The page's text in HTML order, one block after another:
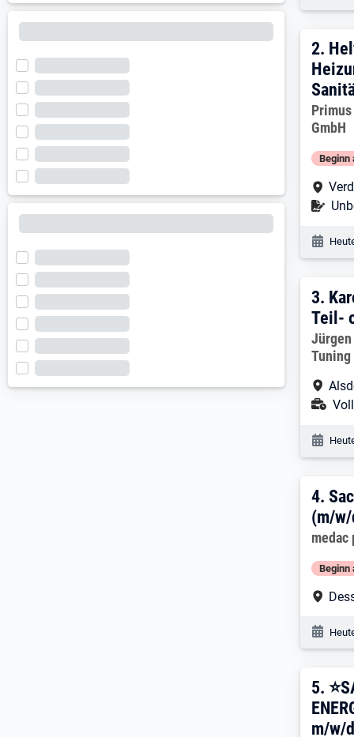
2.
2.
GmbH
Beginn
3.
3.
Teil-
Jürgen
4.
4.
(m/
medac
Beginn
5.
5.
m/w/